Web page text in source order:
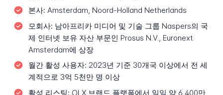
본사: Amsterdam, Noord-Holland Netherlands
모회사: 남아프리카 미디어 및 기술 그룹 Naspers의 국
제 인터넷 보유 자산 부문인 Prosus N.V., Euronext
Amsterdam에 상장
월간 활성 사용자: 2023년 기준 30개국 이상에서 전 세
계적으로 3억 5천만 명 이상
활성 리스팅: OLX 브랜드 플랫폼에서 일일 약 6,400만